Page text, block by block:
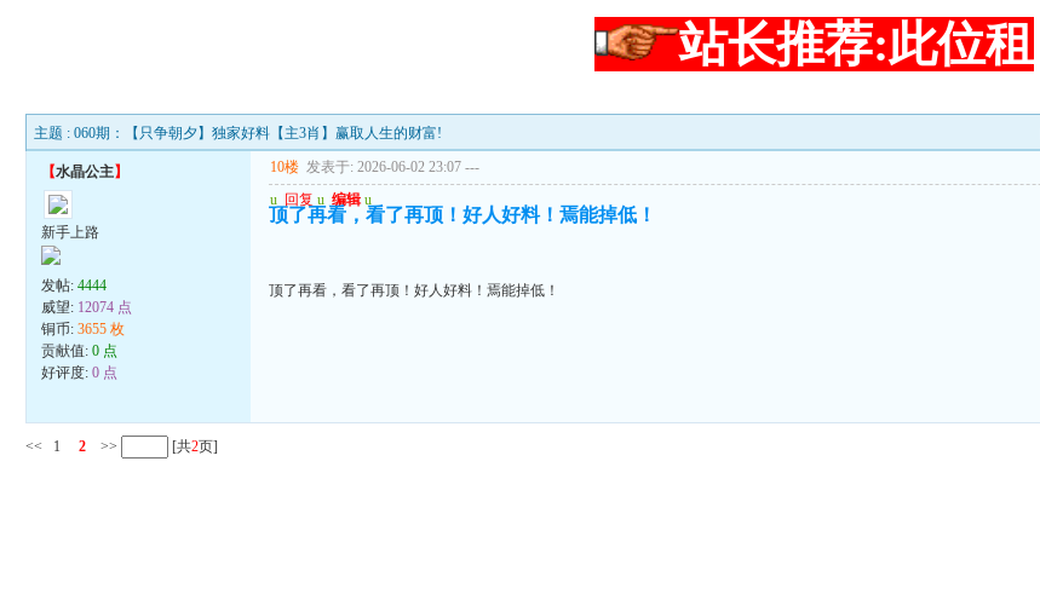
站长推荐:此位租
主题 : 060期：【只争朝夕】独家好料【主3肖】赢取人生的财富!
【水晶公主】
新手上路
发帖:4444
威望: 12074 点
铜币:3655 枚
贡献值:0 点
好评度:0 点
10楼 发表于: 2026-06-02 23:07 ---
u 回复 u 编辑 u
顶了再看，看了再顶！好人好料！焉能掉低！
顶了再看，看了再顶！好人好料！焉能掉低！
<< 1 2 >> [共2页]